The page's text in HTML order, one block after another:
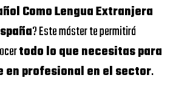
Como Lengua Extranjera
? Este máster te permitirá
todo lo que necesitas para
profesional en el sector.